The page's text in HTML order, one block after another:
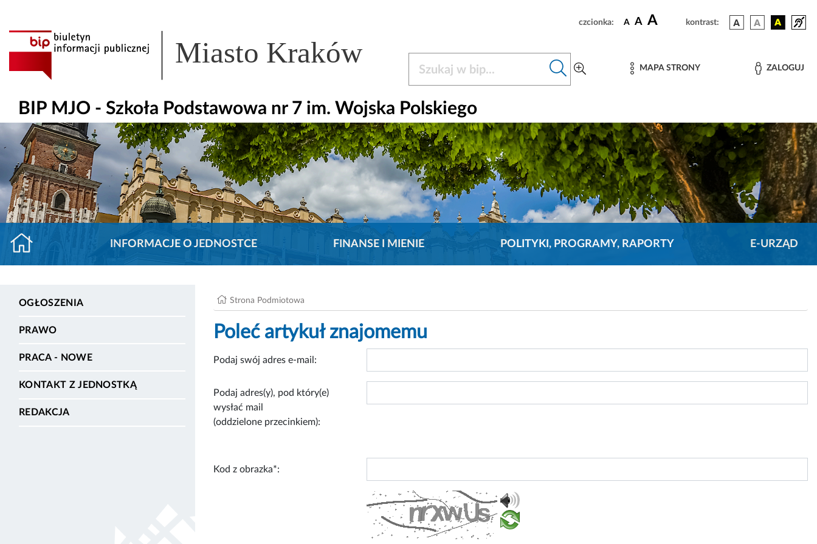
czcionka: A A A kontrast:
Miasto Kraków MAPA STRONY ZALOGUJ
BIP MJO - Szkoła Podstawowa nr 7 im. Wojska Polskiego
INFORMACJE O JEDNOSTCE FINANSE I MIENIE POLITYKI, PROGRAMY, RAPORTY E-URZĄD
OGŁOSZENIA
PRAWO
PRACA - NOWE
KONTAKT Z JEDNOSTKĄ
REDAKCJA
Strona Podmiotowa
Poleć artykuł znajomemu
Podaj swój adres e-mail:
Podaj adres(y), pod który(e)
wysłać mail
(oddzielone przecinkiem):
Kod z obrazka*: